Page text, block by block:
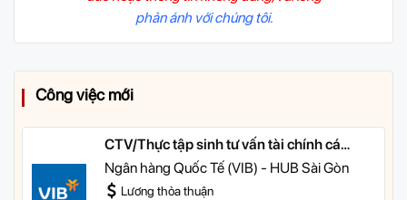
phản ánh với chúng tôi.
Công việc mới
CTV/Thực tập sinh tư vấn tài chính cá
nhân
Ngân hàng Quốc Tế (VIB) - HUB Sài Gòn
Lương thỏa thuận